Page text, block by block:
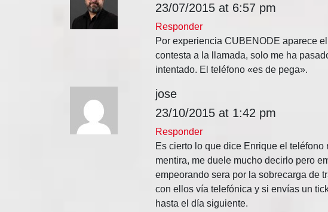
23/07/2015 at 6:57 pm
Responder
Por experiencia CUBENODE aparece
contesta a la llamada, solo me ha
intentado. El teléfono «es de pega».
jose
23/10/2015 at 1:42 pm
Responder
Es cierto lo que dice Enrique el
mentira, me duele mucho decirlo pero
empeorando sera por la sobrecarga de
con ellos vía telefónica y si envías un
hasta el día siguiente.